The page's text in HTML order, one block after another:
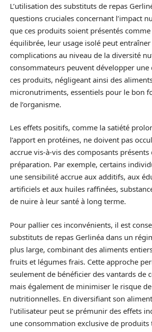
L’utilisation des substituts de repas
questions cruciales concernant l’impact
que ces produits soient présentés
équilibrée, leur usage isolé peut entraîner
complications au niveau de la diversité
consommateurs peuvent développer une
ces produits, négligeant ainsi des
micronutriments, essentiels pour le bon
de l’organisme.
Les effets positifs, comme la satiété
l’apport en protéines, ne doivent pas
accrue vis-à-vis des composants présents
préparation. Par exemple, certains
une sensibilité accrue aux additifs, aux
artificiels et aux huiles raffinées,
de nuire à leur santé à long terme.
Pour pallier ces inconvénients, il est
substituts de repas Gerlinéa dans un
plus large, combinant des aliments
fruits et légumes frais. Cette approche
seulement de bénéficier des vantards de
mais également de minimiser le risque
nutritionnelles. En diversifiant son
l’utilisateur peut se prémunir des effets
une consommation exclusive de produits